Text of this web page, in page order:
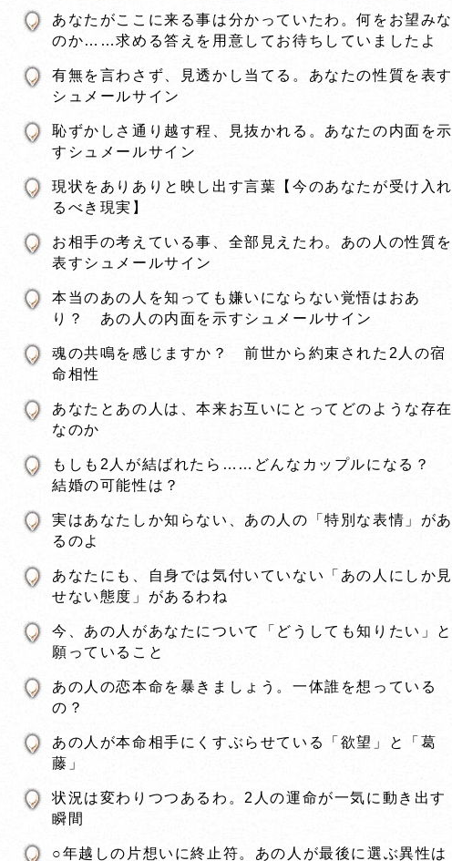
あなたがここに来る事は分かっていたわ。何をお望みな
のか……求める答えを用意してお待ちしていましたよ
有無を言わさず、見透かし当てる。あなたの性質を表す
シュメールサイン
恥ずかしさ通り越す程、見抜かれる。あなたの内面を示
すシュメールサイン
現状をありありと映し出す言葉【今のあなたが受け入れ
るべき現実】
お相手の考えている事、全部見えたわ。あの人の性質を
表すシュメールサイン
本当のあの人を知っても嫌いにならない覚悟はおあ
り？ あの人の内面を示すシュメールサイン
魂の共鳴を感じますか？ 前世から約束された2人の宿
命相性
あなたとあの人は、本来お互いにとってどのような存在
なのか
もしも2人が結ばれたら……どんなカップルになる？
結婚の可能性は？
実はあなたしか知らない、あの人の「特別な表情」があ
るのよ
あなたにも、自身では気付いていない「あの人にしか見
せない態度」があるわね
今、あの人があなたについて「どうしても知りたい」と
願っていること
あの人の恋本命を暴きましょう。一体誰を想っている
の？
あの人が本命相手にくすぶらせている「欲望」と「葛
藤」
状況は変わりつつあるわ。2人の運命が一気に動き出す
瞬間
○年越しの片想いに終止符。あの人が最後に選ぶ異性は